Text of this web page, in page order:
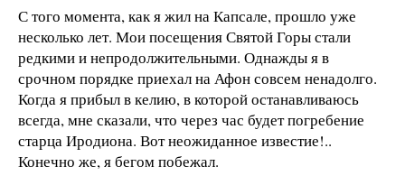
С того момента, как я жил на Капсале, прошло уже
несколько лет. Мои посещения Святой Горы стали
редкими и непродолжительными. Однажды я в
срочном порядке приехал на Афон совсем ненадолго.
Когда я прибыл в келию, в которой останавливаюсь
всегда, мне сказали, что через час будет погребение
старца Иродиона. Вот неожиданное известие!..
Конечно же, я бегом побежал.